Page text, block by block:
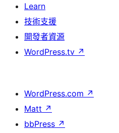
Learn
技術支援
開發者資源
WordPress.tv ↗
WordPress.com ↗
Matt ↗
bbPress ↗